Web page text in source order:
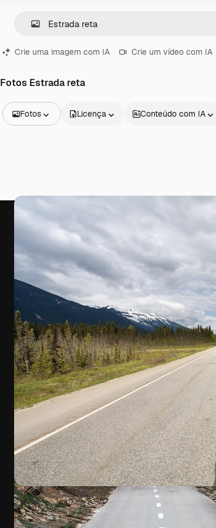
Crie uma imagem com IA Crie um vídeo com IA
Fotos Estrada reta
Fotos
Vídeos
Clipes de vídeo
Animações
Modelos de vídeos
Modelos 3D
Fontes
Licença Conteúdo com IA
A plataforma criativa para você direcionar
seu melhor trabalho. Mais de 1 milhão de
assinantes entre criativos, empresas,
agências e estúdios.
Português
Copyright © 2010-2026Freepik Company S.L.U.